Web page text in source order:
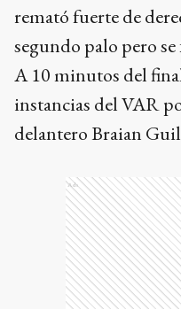
remató fuerte de
segundo palo pero se
A 10 minutos del
instancias del VAR
delantero Braian
Ads